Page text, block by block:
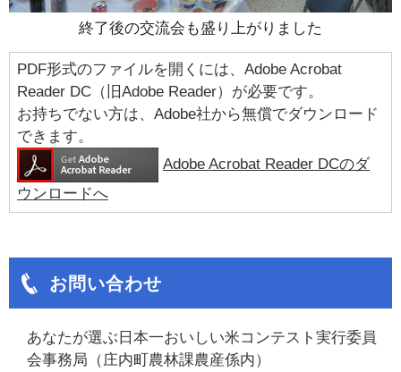
終了後の交流会も盛り上がりました
PDF形式のファイルを開くには、Adobe Acrobat
Reader DC（旧Adobe Reader）が必要です。
お持ちでない方は、Adobe社から無償でダウンロード
できます。
Adobe Acrobat Reader DCのダ
ウンロードへ
お問い合わせ
あなたが選ぶ日本一おいしい米コンテスト実行委員
会事務局（庄内町農林課農産係内）